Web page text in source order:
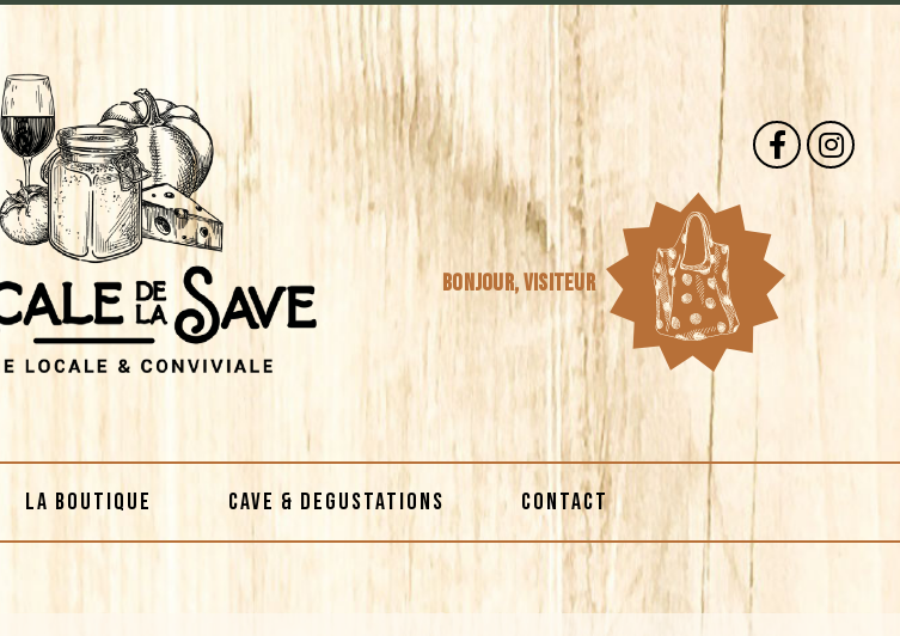
Bonjour,visiteur
LA BOUTIQUE CAVE & DEGUSTATIONS CONTACT